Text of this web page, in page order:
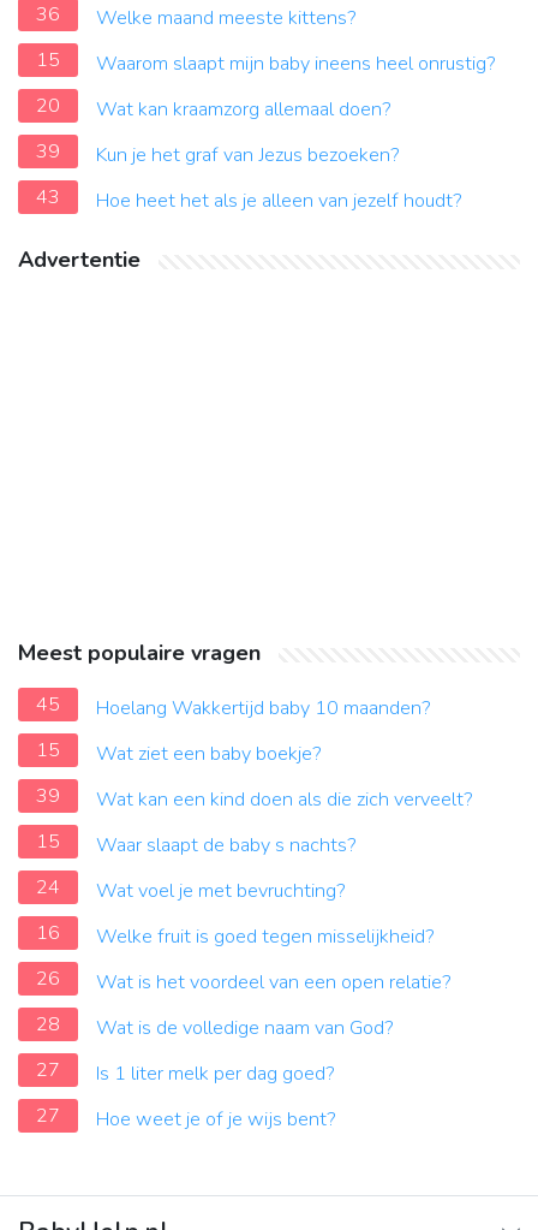
36
Welke maand meeste kittens?
15
Waarom slaapt mijn baby ineens heel onrustig?
20
Wat kan kraamzorg allemaal doen?
39
Kun je het graf van Jezus bezoeken?
43
Hoe heet het als je alleen van jezelf houdt?
Advertentie
Meest populaire vragen
45
Hoelang Wakkertijd baby 10 maanden?
15
Wat ziet een baby boekje?
39
Wat kan een kind doen als die zich verveelt?
15
Waar slaapt de baby s nachts?
24
Wat voel je met bevruchting?
16
Welke fruit is goed tegen misselijkheid?
26
Wat is het voordeel van een open relatie?
28
Wat is de volledige naam van God?
27
Is 1 liter melk per dag goed?
27
Hoe weet je of je wijs bent?